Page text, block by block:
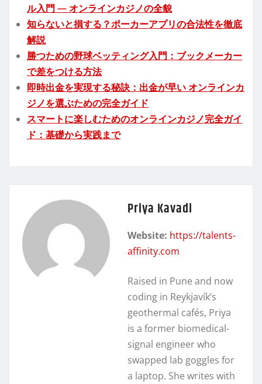
ル入門 — オンラインカジノの全貌
知らないと損する？ポーカーアプリの合法性を徹底
解説
勝つための野球ベッティング入門：ブックメーカー
で差をつける方法
即時出金を実現する秘訣：出金が早い オンラインカ
ジノを選ぶための完全ガイド
スマートに楽しむためのオンラインカジノ完全ガイ
ド：基礎から実践まで
Priya Kavadi
Website: https://talents-
affinity.com
Raised in Pune and now
coding in Reykjavík’s
geothermal cafés, Priya
is a former biomedical-
signal engineer who
swapped lab goggles for
a laptop. She writes with